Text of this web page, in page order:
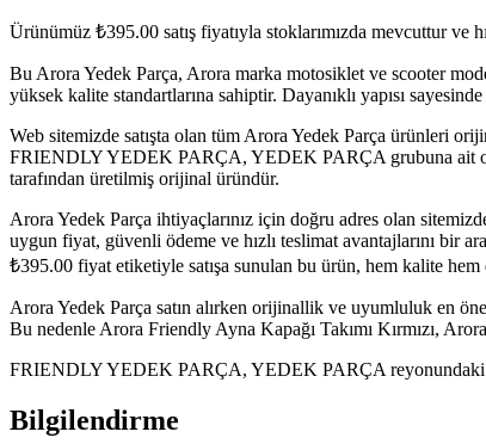
Ürünümüz ₺395.00 satış fiyatıyla stoklarımızda mevcuttur
Bu Arora Yedek Parça, Arora marka motosiklet ve scooter
yüksek kalite standartlarına sahiptir. Dayanıklı yapısı
Web sitemizde satışta olan tüm Arora Yedek Parça ürünleri
FRIENDLY YEDEK PARÇA, YEDEK PARÇA grubuna ait
tarafından üretilmiş orijinal üründür.
Arora Yedek Parça ihtiyaçlarınız için doğru adres olan
uygun fiyat, güvenli ödeme ve hızlı teslimat avantajlarını bir
₺395.00 fiyat etiketiyle satışa sunulan bu ürün, hem kalite hem
Arora Yedek Parça satın alırken orijinallik ve uyumluluk en
Bu nedenle Arora Friendly Ayna Kapağı Takımı Kırmızı,
FRIENDLY YEDEK PARÇA, YEDEK PARÇA reyonundaki
Bilgilendirme